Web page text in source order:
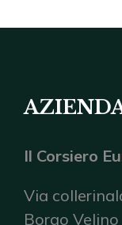
Il Corsiero
Via
Borgo Velino